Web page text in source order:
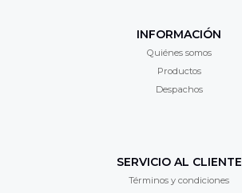
INFORMACIÓN
Quiénes somos
Productos
Despachos
SERVICIO AL CLIENTE
Términos y condiciones